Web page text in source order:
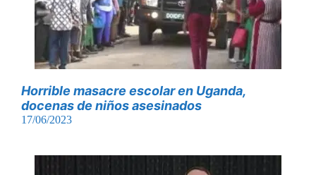
Horrible masacre escolar en Uganda,
docenas de niños asesinados
17/06/2023